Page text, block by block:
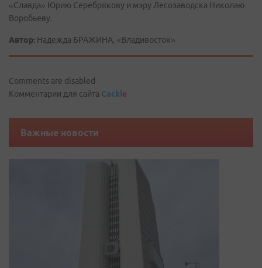
«Славда» Юрию Серебрякову и мэру Лесозаводска Николаю
Воробьеву.
Автор: Надежда БРАЖИНА, «Владивосток»
Comments are disabled
Комментарии для сайта Cackle
Важные новости